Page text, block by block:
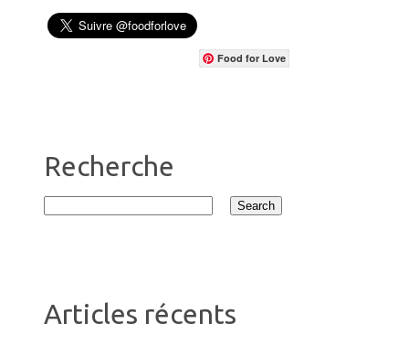
Food for Love
Recherche
Articles récents